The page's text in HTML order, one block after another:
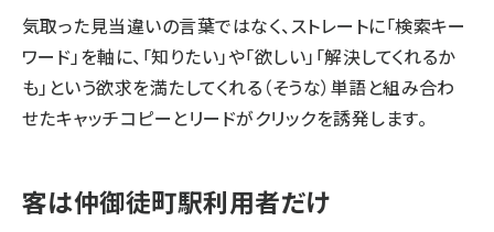
気取った見当違いの言葉ではなく、ストレートに「検索キー
ワード」を軸に、「知りたい」や「欲しい」「解決してくれるか
も」という欲求を満たしてくれる（そうな）単語と組み合わ
せたキャッチコピーとリードがクリックを誘発します。
客は仲御徒町駅利用者だけ